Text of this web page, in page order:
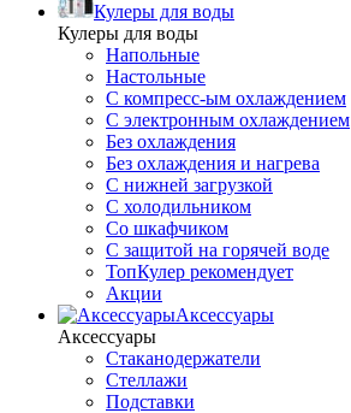
Кулеры для воды
Кулеры для воды
Напольные
Настольные
С компресс-ым охлаждением
С электронным охлаждением
Без охлаждения
Без охлаждения и нагрева
С нижней загрузкой
С холодильником
Со шкафчиком
С защитой на горячей воде
ТопКулер рекомендует
Акции
Аксессуары
Аксессуары
Стаканодержатели
Стеллажи
Подставки